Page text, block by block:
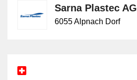
Sarna Plastec AG
6055 Alpnach Dorf